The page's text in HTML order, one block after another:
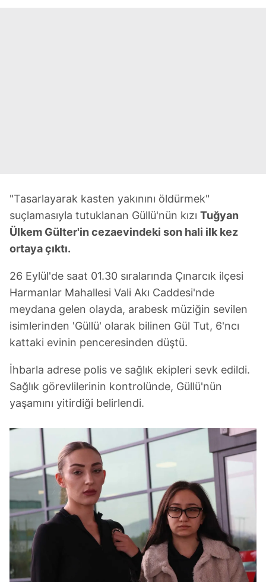
"Tasarlayarak kasten yakınını öldürmek"
suçlamasıyla tutuklanan Güllü'nün kızı Tuğyan
Ülkem Gülter'in cezaevindeki son hali ilk kez
ortaya çıktı.
26 Eylül'de saat 01.30 sıralarında Çınarcık ilçesi
Harmanlar Mahallesi Vali Akı Caddesi'nde
meydana gelen olayda, arabesk müziğin sevilen
isimlerinden 'Güllü' olarak bilinen Gül Tut, 6'ncı
kattaki evinin penceresinden düştü.
İhbarla adrese polis ve sağlık ekipleri sevk edildi.
Sağlık görevlilerinin kontrolünde, Güllü'nün
yaşamını yitirdiği belirlendi.